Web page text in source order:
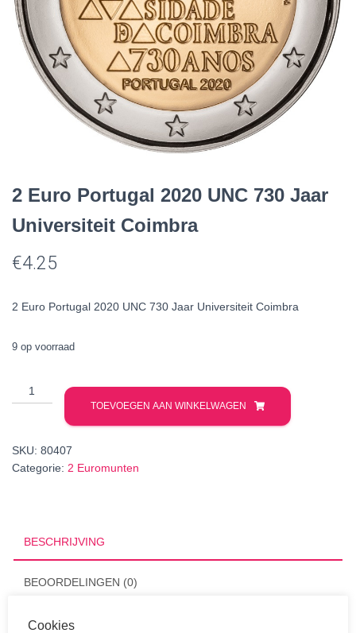
2 Euro Portugal 2020 UNC 730 Jaar
Universiteit Coimbra
€4.25
2 Euro Portugal 2020 UNC 730 Jaar Universiteit Coimbra
9 op voorraad
Euro
UNC
730
aantal
TOEVOEGEN AAN WINKELWAGEN
SKU: 80407
Categorie: 2 Euromunten
BESCHRIJVING
BEOORDELINGEN (0)
Cookies